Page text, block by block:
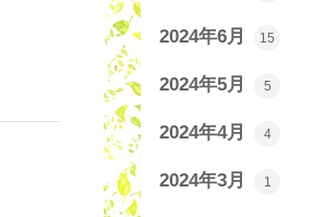
2024年6月 15
2024年5月 5
2024年4月 4
2024年3月 1